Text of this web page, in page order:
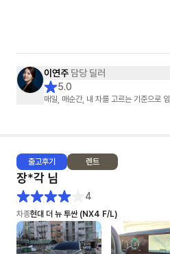
이연주 담당 딜러
5.0
매일, 매순간, 내 차를 고르는 기준으로
출고후기 렌트
장*각 님
4
차종현대 더 뉴 투싼 (NX4 F/L)